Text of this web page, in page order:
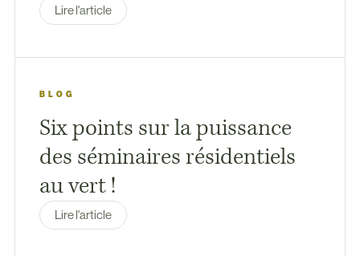
Lire l'article
BLOG
Six points sur la puissance
des séminaires résidentiels
au vert !
Lire l'article